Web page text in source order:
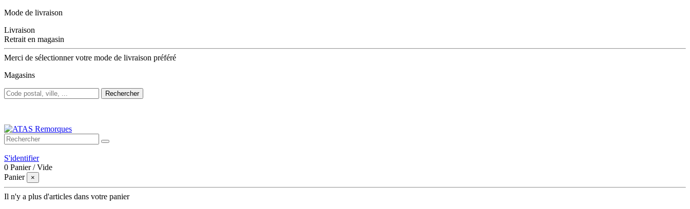
Mode de livraison
Livraison
Retrait en magasin
Merci de sélectionner votre mode de livraison préféré
Magasins
Rechercher
S'identifier
0 Panier /Vide
Panier
×
Il n'y a plus d'articles dans votre panier